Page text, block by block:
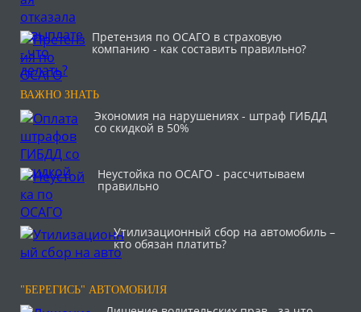
Претензия по ОСАГО в страховую
компанию - как составить правильно?
ВАЖНО ЗНАТЬ
Экономия на нарушениях - штраф ГИБДД
со скидкой в 50%
Неустойка по ОСАГО - рассчитываем
правильно
Утилизационный сбор на автомобиль –
кто обязан платить?
"БЕРЕГИСЬ" АВТОМОБИЛЯ